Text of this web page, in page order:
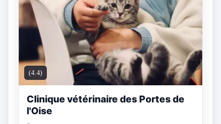
(4.4)
Clinique vétérinaire des Portes de
l'Oise